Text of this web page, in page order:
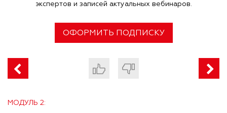
экспертов и записей актуальных вебинаров.
ОФОРМИТЬ ПОДПИСКУ
МОДУЛЬ 2: